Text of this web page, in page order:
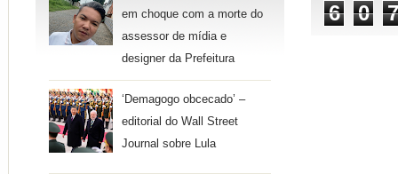
em choque com a morte do
assessor de mídia e
designer da Prefeitura
‘Demagogo obcecado’ –
editorial do Wall Street
Journal sobre Lula
6 0 7